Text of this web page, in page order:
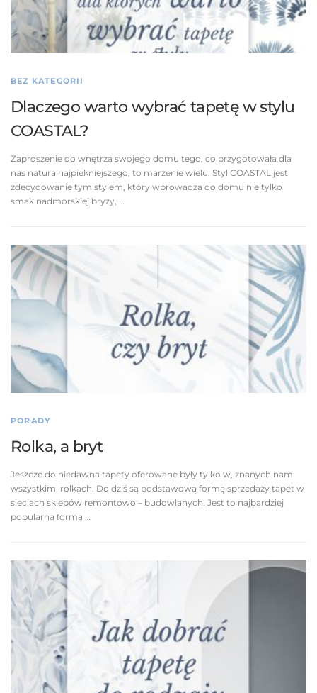
BEZ KATEGORII
Dlaczego warto wybrać tapetę w stylu
COASTAL?
Zaproszenie do wnętrza swojego domu tego, co przygotowała dla
nas natura najpiekniejszego, to marzenie wielu. Styl COASTAL jest
zdecydowanie tym stylem, który wprowadza do domu nie tylko
smak nadmorskiej bryzy, …
PORADY
Rolka, a bryt
Jeszcze do niedawna tapety oferowane były tylko w, znanych nam
wszystkim, rolkach. Do dziś są podstawową formą sprzedaży tapet w
sieciach sklepów remontowo – budowlanych. Jest to najbardziej
popularna forma …